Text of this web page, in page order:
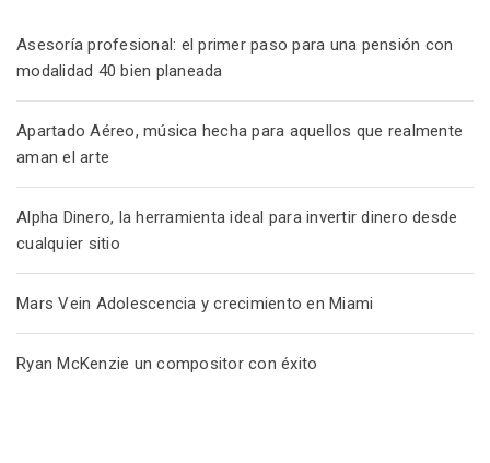
Asesoría profesional: el primer paso para una pensión con
modalidad 40 bien planeada
Apartado Aéreo, música hecha para aquellos que realmente
aman el arte
Alpha Dinero, la herramienta ideal para invertir dinero desde
cualquier sitio
Mars Vein Adolescencia y crecimiento en Miami
Ryan McKenzie un compositor con éxito